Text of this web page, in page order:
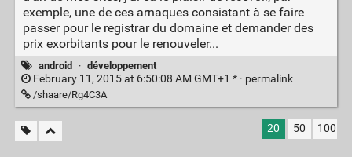
exemple, une de ces arnaques consistant à se faire
passer pour le registrar du domaine et demander des
prix exorbitants pour le renouveler...
android · développement
February 11, 2015 at 6:50:08 AM GMT+1 * · permalink
/shaare/Rg4C3A
20 50 100